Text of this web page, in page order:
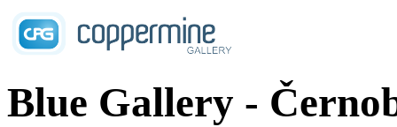
Blue Gallery -